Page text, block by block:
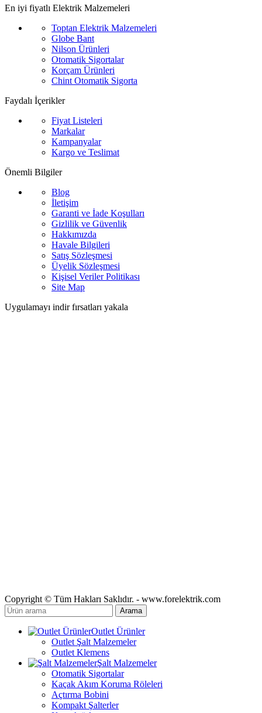
En iyi fiyatlı Elektrik Malzemeleri
Toptan Elektrik Malzemeleri
Globe Bant
Nilson Ürünleri
Otomatik Sigortalar
Korçam Ürünleri
Chint Otomatik Sigorta
Faydalı İçerikler
Fiyat Listeleri
Markalar
Kampanyalar
Kargo ve Teslimat
Önemli Bilgiler
Blog
İletişim
Garanti ve İade Koşulları
Gizlilik ve Güvenlik
Hakkımızda
Havale Bilgileri
Satış Sözleşmesi
Üyelik Sözleşmesi
Kişisel Veriler Politikası
Site Map
Uygulamayı indir fırsatları yakala
Copyright © Tüm Hakları Saklıdır. - www.forelektrik.com
Arama
Outlet Ürünler
Outlet Şalt Malzemeler
Outlet Klemens
Şalt Malzemeler
Otomatik Sigortalar
Kaçak Akım Koruma Röleleri
Açtırma Bobini
Kompakt Şalterler